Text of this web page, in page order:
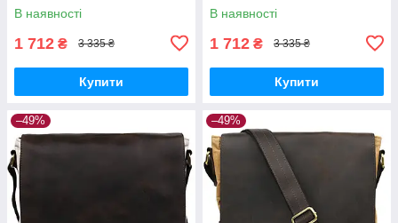
В наявності
1 712 ₴ 3 335 ₴
Купити
В наявності
1 712 ₴ 3 335 ₴
Купити
–49% –49%